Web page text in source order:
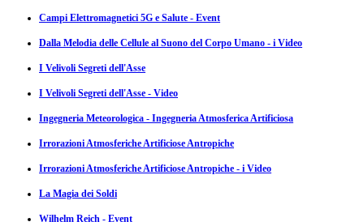
Campi Elettromagnetici 5G e Salute - Event
Dalla Melodia delle Cellule al Suono del Corpo Umano - i Video
I Velivoli Segreti dell'Asse
I Velivoli Segreti dell'Asse - Video
Ingegneria Meteorologica - Ingegneria Atmosferica Artificiosa
Irrorazioni Atmosferiche Artificiose Antropiche
Irrorazioni Atmosferiche Artificiose Antropiche - i Video
La Magia dei Soldi
Wilhelm Reich - Event